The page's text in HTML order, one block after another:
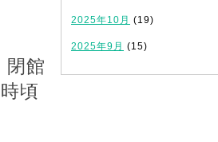
閉館
時頃
2025年10月 (19)
2025年9月 (15)